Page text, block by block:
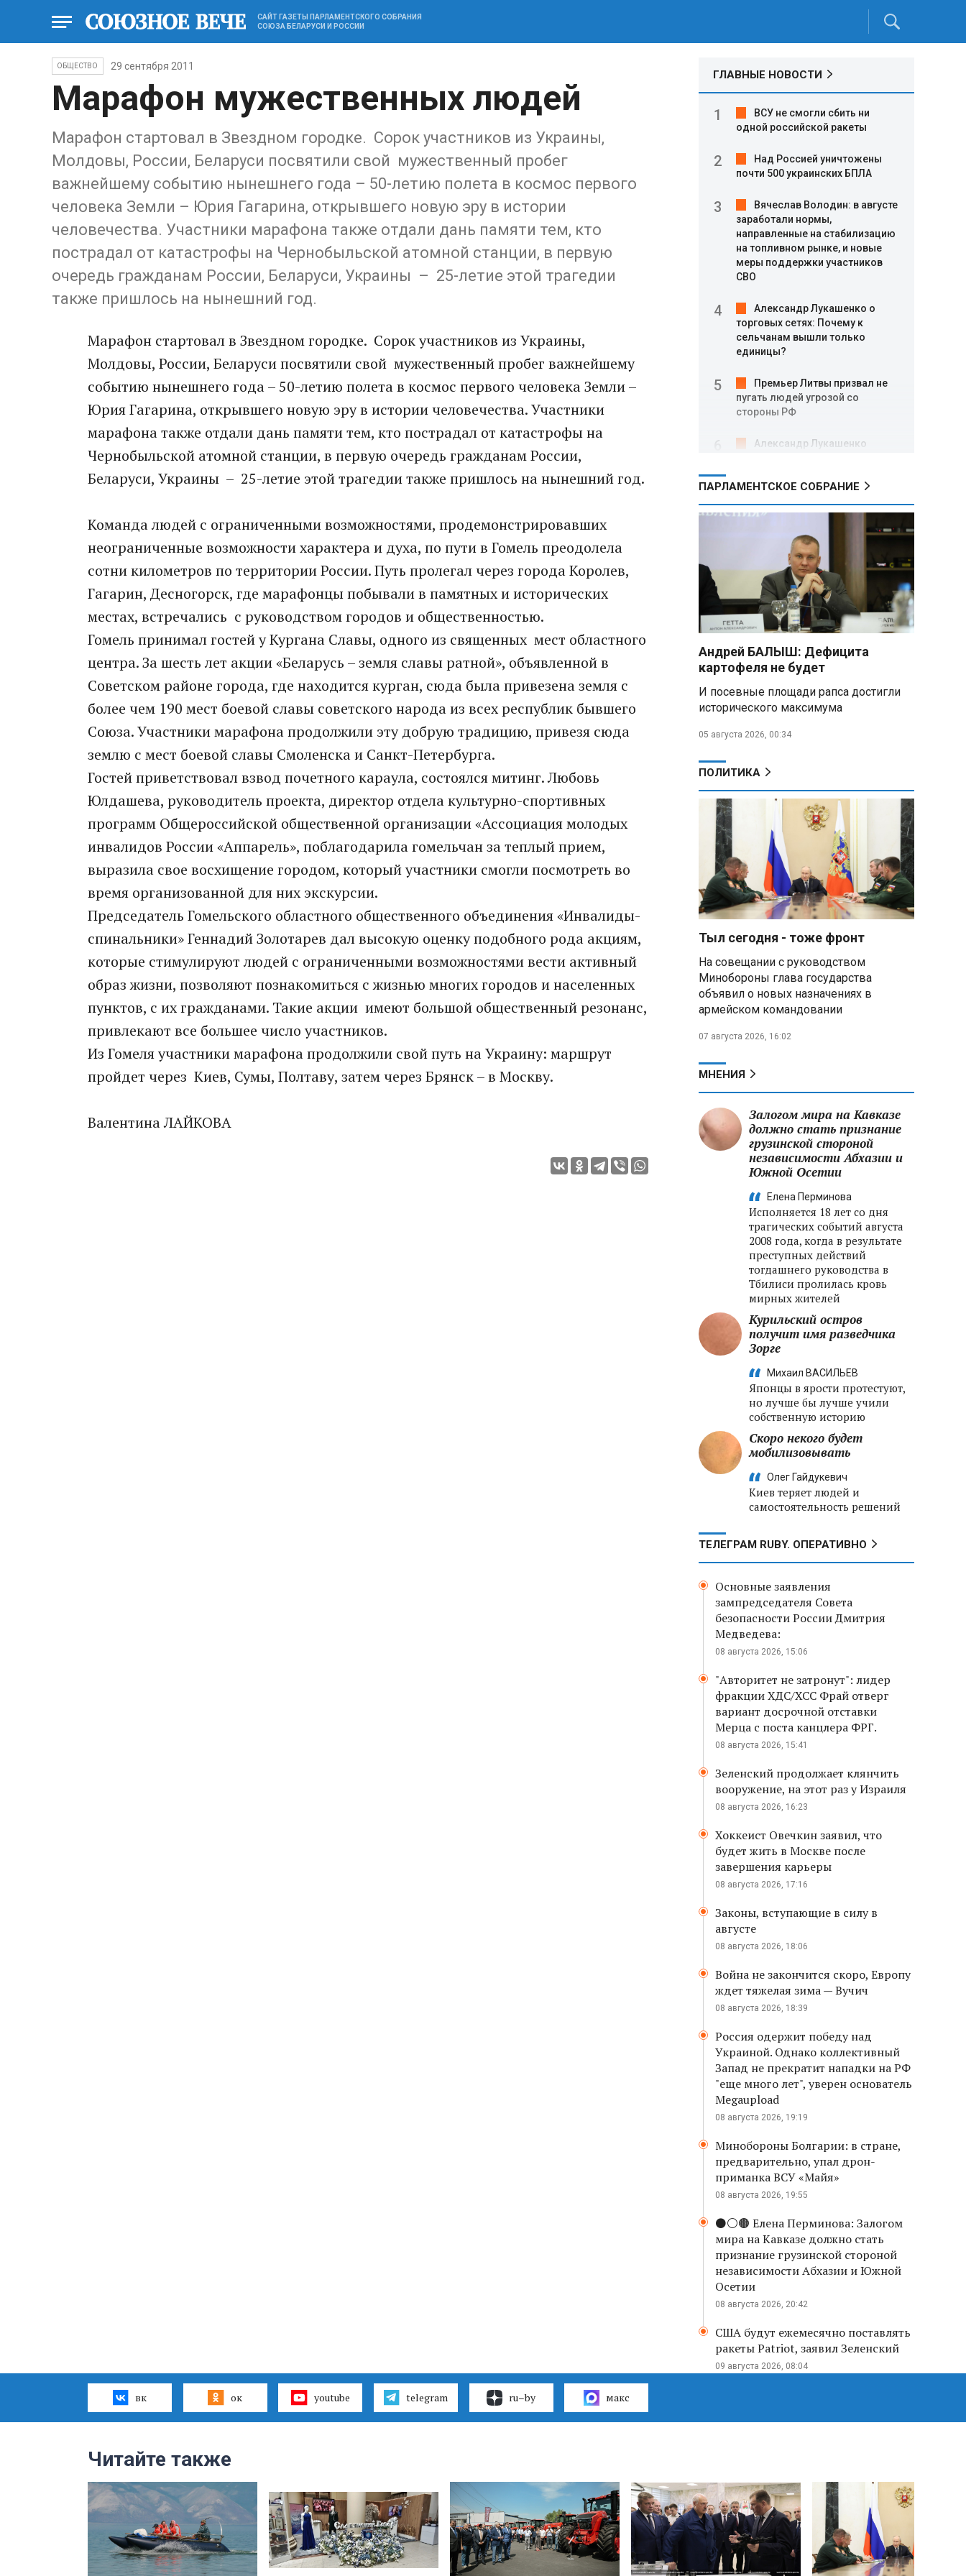
САЙТ ГАЗЕТЫ ПАРЛАМЕНТСКОГО СОБРАНИЯ
СОЮЗА БЕЛАРУСИ И РОССИИ
ОБЩЕСТВО 29 сентября 2011
Марафон мужественных людей
Марафон стартовал в Звездном городке. Сорок участников из Украины,
Молдовы, России, Беларуси посвятили свой мужественный пробег
важнейшему событию нынешнего года – 50-летию полета в космос первого
человека Земли – Юрия Гагарина, открывшего новую эру в истории
человечества. Участники марафона также отдали дань памяти тем, кто
пострадал от катастрофы на Чернобыльской атомной станции, в первую
очередь гражданам России, Беларуси, Украины – 25-летие этой трагедии
также пришлось на нынешний год.
Марафон стартовал в Звездном городке. Сорок участников из Украины,
Молдовы, России, Беларуси посвятили свой мужественный пробег важнейшему
событию нынешнего года – 50-летию полета в космос первого человека Земли –
Юрия Гагарина, открывшего новую эру в истории человечества. Участники
марафона также отдали дань памяти тем, кто пострадал от катастрофы на
Чернобыльской атомной станции, в первую очередь гражданам России,
Беларуси, Украины – 25-летие этой трагедии также пришлось на нынешний год.
Команда людей с ограниченными возможностями, продемонстрировавших
неограниченные возможности характера и духа, по пути в Гомель преодолела
сотни километров по территории России. Путь пролегал через города Королев,
Гагарин, Десногорск, где марафонцы побывали в памятных и исторических
местах, встречались с руководством городов и общественностью.
Гомель принимал гостей у Кургана Славы, одного из священных мест областного
центра. За шесть лет акции «Беларусь – земля славы ратной», объявленной в
Советском районе города, где находится курган, сюда была привезена земля с
более чем 190 мест боевой славы советского народа из всех республик бывшего
Союза. Участники марафона продолжили эту добрую традицию, привезя сюда
землю с мест боевой славы Смоленска и Санкт-Петербурга.
Гостей приветствовал взвод почетного караула, состоялся митинг. Любовь
Юлдашева, руководитель проекта, директор отдела культурно-спортивных
программ Общероссийской общественной организации «Ассоциация молодых
инвалидов России «Аппарель», поблагодарила гомельчан за теплый прием,
выразила свое восхищение городом, который участники смогли посмотреть во
время организованной для них экскурсии.
Председатель Гомельского областного общественного объединения «Инвалиды-
спинальники» Геннадий Золотарев дал высокую оценку подобного рода акциям,
которые стимулируют людей с ограниченными возможностями вести активный
образ жизни, позволяют познакомиться с жизнью многих городов и населенных
пунктов, с их гражданами. Такие акции имеют большой общественный резонанс,
привлекают все большее число участников.
Из Гомеля участники марафона продолжили свой путь на Украину: маршрут
пройдет через Киев, Сумы, Полтаву, затем через Брянск – в Москву.
Валентина ЛАЙКОВА
ГЛАВНЫЕ НОВОСТИ
ВСУ не смогли сбить ни
одной российской ракеты
Над Россией уничтожены
почти 500 украинских БПЛА
Вячеслав Володин: в августе
заработали нормы,
направленные на стабилизацию
на топливном рынке, и новые
меры поддержки участников
СВО
Александр Лукашенко о
торговых сетях: Почему к
сельчанам вышли только
единицы?
Премьер Литвы призвал не
пугать людей угрозой со
стороны РФ
Александр Лукашенко
НАТО
В Белгородской области при
новых атаках ВСУ пострадали
еще четыре человека
Александр Лукашенко о
работе Белкоопсоюза: «Если это
так, это жуть»
самых популярных зарубежных
городов у российских туристов
Минобороны РФ: при
освобождении Анискино ВСУ
военных сдалась в плен
Александр Лукашенко:
Россияне «услышали батьку» и
скупают пустующие дома в
белорусских деревнях
Алесандр Лукашенко назвал
работу сельской торговли
«неудовлетворительной» и
возмутился «просрочкой и
тухлятиной»
Владимир Путин обсудил с
меры по защите инфраструктуры
от терактов
Минобороны РФ: «Искандер»
ВСУ в Днепропетровской
e‑торговле, биржевому рынку и
ученым званиям
ПАРЛАМЕНТСКОЕ СОБРАНИЕ
Андрей БАЛЫШ: Дефицита
картофеля не будет
И посевные площади рапса достигли
исторического максимума
05 августа 2026, 00:34
ПОЛИТИКА
Тыл сегодня - тоже фронт
На совещании с руководством
Минобороны глава государства
объявил о новых назначениях в
армейском командовании
07 августа 2026, 16:02
МНЕНИЯ
Залогом мира на Кавказе
должно стать признание
грузинской стороной
независимости Абхазии и
Южной Осетии
Елена Перминова
Исполняется 18 лет со дня
трагических событий августа
2008 года, когда в результате
преступных действий
тогдашнего руководства в
Тбилиси пролилась кровь
мирных жителей
Курильский остров
получит имя разведчика
Зорге
Михаил ВАСИЛЬЕВ
Японцы в ярости протестуют,
но лучше бы лучше учили
собственную историю
Скоро некого будет
мобилизовывать
Олег Гайдукевич
Киев теряет людей и
самостоятельность решений
ТЕЛЕГРАМ RUBY. ОПЕРАТИВНО
Основные заявления
зампредседателя Совета
безопасности России Дмитрия
Медведева:
08 августа 2026, 15:06
"Авторитет не затронут": лидер
фракции ХДС/ХСС Фрай отверг
вариант досрочной отставки
Мерца с поста канцлера ФРГ.
08 августа 2026, 15:41
Зеленский продолжает клянчить
вооружение, на этот раз у Израиля
08 августа 2026, 16:23
Хоккеист Овечкин заявил, что
будет жить в Москве после
завершения карьеры
08 августа 2026, 17:16
Законы, вступающие в силу в
августе
08 августа 2026, 18:06
Война не закончится скоро, Европу
ждет тяжелая зима — Вучич
08 августа 2026, 18:39
Россия одержит победу над
Украиной. Однако коллективный
Запад не прекратит нападки на РФ
"еще много лет", уверен основатель
Megaupload
08 августа 2026, 19:19
Минобороны Болгарии: в стране,
предварительно, упал дрон-
приманка ВСУ «Майя»
08 августа 2026, 19:55
⚫️⚪️🟤 Елена Перминова: Залогом
мира на Кавказе должно стать
признание грузинской стороной
независимости Абхазии и Южной
Осетии
08 августа 2026, 20:42
США будут ежемесячно поставлять
ракеты Patriot, заявил Зеленский
09 августа 2026, 08:04
вк ок youtube telegram ru–by макс
Читайте также